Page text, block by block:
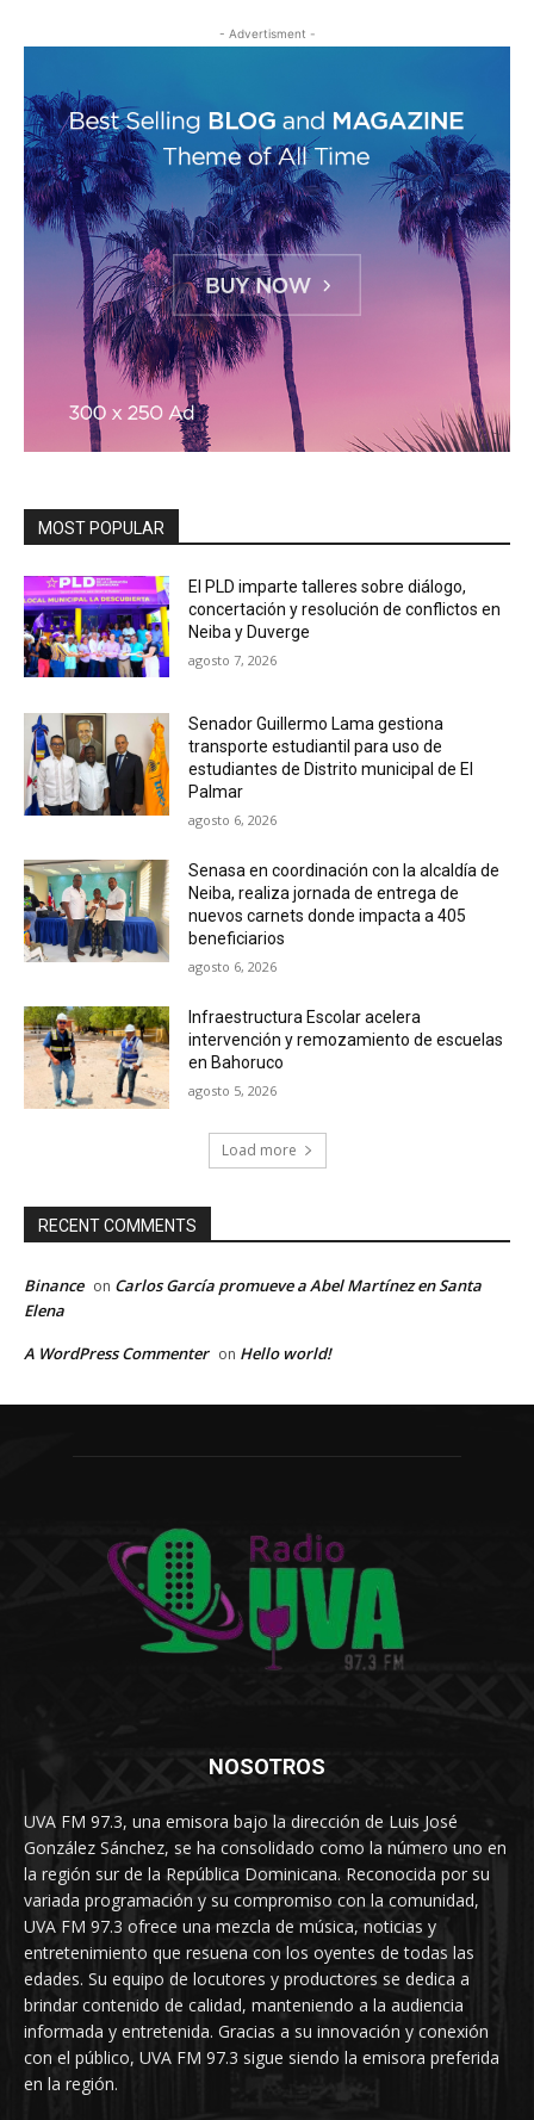
- Advertisment -
MOST POPULAR
El PLD imparte talleres sobre diálogo,
concertación y resolución de conflictos en
Neiba y Duverge
agosto 7, 2026
Senador Guillermo Lama gestiona
transporte estudiantil para uso de
estudiantes de Distrito municipal de El
Palmar
agosto 6, 2026
Senasa en coordinación con la alcaldía de
Neiba, realiza jornada de entrega de
nuevos carnets donde impacta a 405
beneficiarios
agosto 6, 2026
Infraestructura Escolar acelera
intervención y remozamiento de escuelas
en Bahoruco
agosto 5, 2026
Load more
RECENT COMMENTS
Binance on Carlos García promueve a Abel Martínez en Santa
Elena
A WordPress Commenter on Hello world!
NOSOTROS
UVA FM 97.3, una emisora bajo la dirección de Luis José
González Sánchez, se ha consolidado como la número uno en
la región sur de la República Dominicana. Reconocida por su
variada programación y su compromiso con la comunidad,
UVA FM 97.3 ofrece una mezcla de música, noticias y
entretenimiento que resuena con los oyentes de todas las
edades. Su equipo de locutores y productores se dedica a
brindar contenido de calidad, manteniendo a la audiencia
informada y entretenida. Gracias a su innovación y conexión
con el público, UVA FM 97.3 sigue siendo la emisora preferida
en la región.